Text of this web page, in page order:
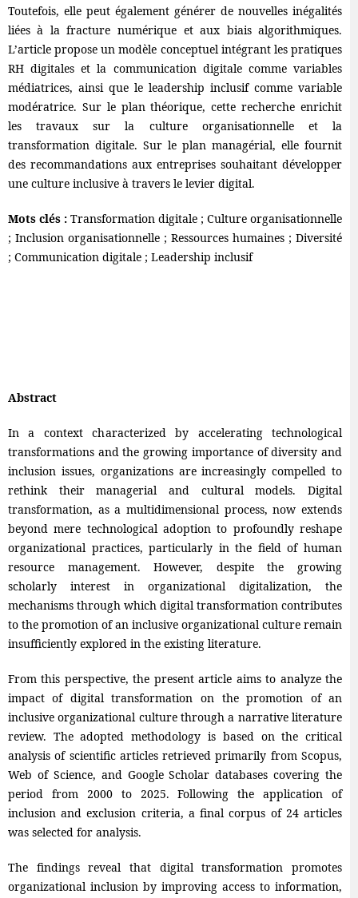
Toutefois, elle peut également générer de nouvelles inégalités
liées à la fracture numérique et aux biais algorithmiques.
L’article propose un modèle conceptuel intégrant les pratiques
RH digitales et la communication digitale comme variables
médiatrices, ainsi que le leadership inclusif comme variable
modératrice. Sur le plan théorique, cette recherche enrichit
les travaux sur la culture organisationnelle et la
transformation digitale. Sur le plan managérial, elle fournit
des recommandations aux entreprises souhaitant développer
une culture inclusive à travers le levier digital.
Mots clés : Transformation digitale ; Culture organisationnelle
; Inclusion organisationnelle ; Ressources humaines ; Diversité
; Communication digitale ; Leadership inclusif
Abstract
In a context characterized by accelerating technological
transformations and the growing importance of diversity and
inclusion issues, organizations are increasingly compelled to
rethink their managerial and cultural models. Digital
transformation, as a multidimensional process, now extends
beyond mere technological adoption to profoundly reshape
organizational practices, particularly in the field of human
resource management. However, despite the growing
scholarly interest in organizational digitalization, the
mechanisms through which digital transformation contributes
to the promotion of an inclusive organizational culture remain
insufficiently explored in the existing literature.
From this perspective, the present article aims to analyze the
impact of digital transformation on the promotion of an
inclusive organizational culture through a narrative literature
review. The adopted methodology is based on the critical
analysis of scientific articles retrieved primarily from Scopus,
Web of Science, and Google Scholar databases covering the
period from 2000 to 2025. Following the application of
inclusion and exclusion criteria, a final corpus of 24 articles
was selected for analysis.
The findings reveal that digital transformation promotes
organizational inclusion by improving access to information,